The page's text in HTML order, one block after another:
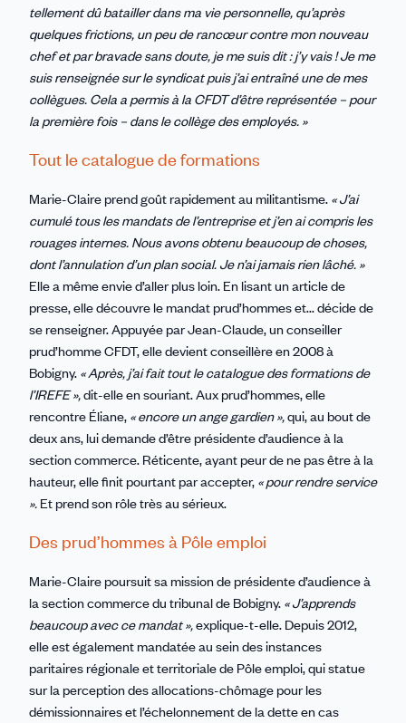
tellement dû batailler dans ma vie personnelle, qu’après
quelques frictions, un peu de rancœur contre mon nouveau
chef et par bravade sans doute, je me suis dit : j’y vais ! Je me
suis renseignée sur le syndicat puis j’ai entraîné une de mes
collègues. Cela a permis à la CFDT d’être représentée – pour
la première fois – dans le collège des employés. »
Tout le catalogue de formations
Marie-Claire prend goût rapidement au militantisme. « J’ai
cumulé tous les mandats de l’entreprise et j’en ai compris les
rouages internes. Nous avons obtenu beaucoup de choses,
dont l’annulation d’un plan social. Je n’ai jamais rien lâché. »
Elle a même envie d’aller plus loin. En lisant un article de
presse, elle découvre le mandat prud’hommes et... décide de
se renseigner. Appuyée par Jean-Claude, un conseiller
prud’homme CFDT, elle devient conseillère en 2008 à
Bobigny. « Après, j’ai fait tout le catalogue des formations de
l’IREFE »,dit-elle en souriant. Aux prud’hommes, elle
rencontre Éliane, « encore un ange gardien »,qui, au bout de
deux ans, lui demande d’être présidente d’audience à la
section commerce. Réticente, ayant peur de ne pas être à la
hauteur, elle finit pourtant par accepter, « pour rendre service
». Et prend son rôle très au sérieux.
Des prud’hommes à Pôle emploi
Marie-Claire poursuit sa mission de présidente d’audience à
la section commerce du tribunal de Bobigny. « J’apprends
beaucoup avec ce mandat »,explique-t-elle. Depuis 2012,
elle est également mandatée au sein des instances
paritaires régionale et territoriale de Pôle emploi, qui statue
sur la perception des allocations-chômage pour les
démissionnaires et l’échelonnement de la dette en cas